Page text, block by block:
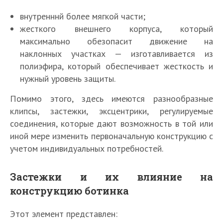
внутренннй более мягкой части;
жесткого внешнего корпуса, который
максимально обезопасит движение на
наклонных участках — изготавливается из
полиэфира, который обеспечивает жесткость и
нужный уровень защиты.
Помимо этого, здесь имеются разнообразные
клипсы, застежки, эксцентрики, регулируемые
соединения, которые дают возможность в той или
иной мере изменить первоначальную конструкцию с
учетом индивидуальных потребностей.
Застежки и их влияние на
конструкцию ботинка
Этот элемент представлен: